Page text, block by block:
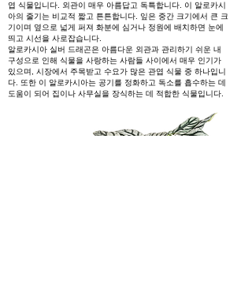
엽 식물입니다. 외관이 매우 아름답고 독특합니다. 이 알로카시
아의 줄기는 비교적 짧고 튼튼합니다. 잎은 중간 크기에서 큰 크
기이며 옆으로 넓게 퍼져 화분에 심거나 정원에 배치하면 눈에
띄고 시선을 사로잡습니다.
알로카시아 실버 드래곤은 아름다운 외관과 관리하기 쉬운 내
구성으로 인해 식물을 사랑하는 사람들 사이에서 매우 인기가
있으며, 시장에서 주목받고 수요가 많은 관엽 식물 중 하나입니
다. 또한 이 알로카시아는 공기를 정화하고 독소를 흡수하는 데
도움이 되어 집이나 사무실을 장식하는 데 적합한 식물입니다.